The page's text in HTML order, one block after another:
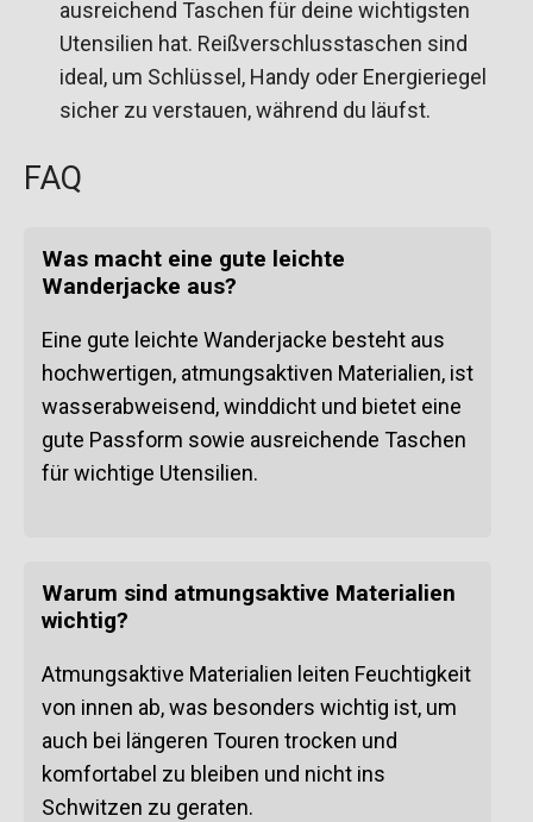
ausreichend Taschen für deine wichtigsten
Utensilien hat. Reißverschlusstaschen sind
ideal, um Schlüssel, Handy oder Energieriegel
sicher zu verstauen, während du läufst.
FAQ
Was macht eine gute leichte
Wanderjacke aus?
Eine gute leichte Wanderjacke besteht aus
hochwertigen, atmungsaktiven Materialien, ist
wasserabweisend, winddicht und bietet eine
gute Passform sowie ausreichende Taschen
für wichtige Utensilien.
Warum sind atmungsaktive Materialien
wichtig?
Atmungsaktive Materialien leiten Feuchtigkeit
von innen ab, was besonders wichtig ist, um
auch bei längeren Touren trocken und
komfortabel zu bleiben und nicht ins
Schwitzen zu geraten.